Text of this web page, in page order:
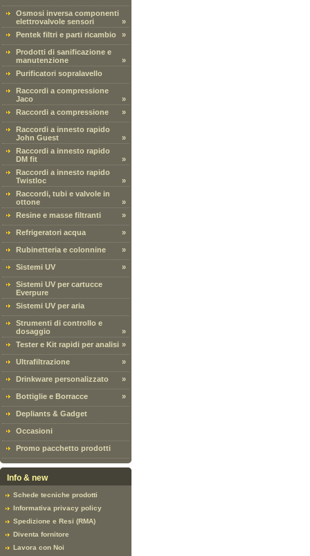
Osmosi inversa componenti
elettrovalvole sensori
»
Pentek filtri e parti ricambio
»
Prodotti di sanificazione e
manutenzione
»
Purificatori sopralavello
Raccordi a compressione
Jaco
»
Raccordi a compressione
»
Raccordi a innesto rapido
John Guest
»
Raccordi a innesto rapido
DM fit
»
Raccordi a innesto rapido
Twistloc
»
Raccordi, tubi e valvole in
ottone
»
Resine e masse filtranti
»
Refrigeratori acqua »
Rubinetteria e colonnine »
Sistemi UV »
Sistemi UV per cartucce
Everpure
Sistemi UV per aria
Strumenti di controllo e
dosaggio
»
Tester e Kit rapidi per analisi »
Ultrafiltrazione »
Drinkware personalizzato »
Bottiglie e Borracce »
Depliants & Gadget
Occasioni
Promo pacchetto prodotti
Info & new
Schede tecniche prodotti
Informativa privacy policy
Spedizione e Resi (RMA)
Diventa fornitore
Lavora con Noi